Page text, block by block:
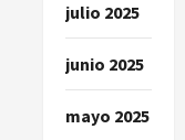
julio 2025
junio 2025
mayo 2025